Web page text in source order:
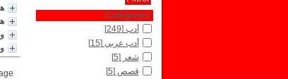
:
Catégories
أدب [249]
أدب عربي [15]
شعر [5]
قصص [5]